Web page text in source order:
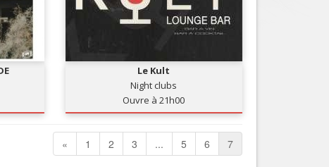
Nice le petit Marais Niçois
Nice la plaine du Var
Nice le Carré d’Or
Le Kult
Night clubs
Ouvre à 21h00
« 1 2 3 ... 5 6 7